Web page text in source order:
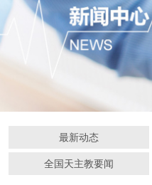
最新动态
全国天主教要闻